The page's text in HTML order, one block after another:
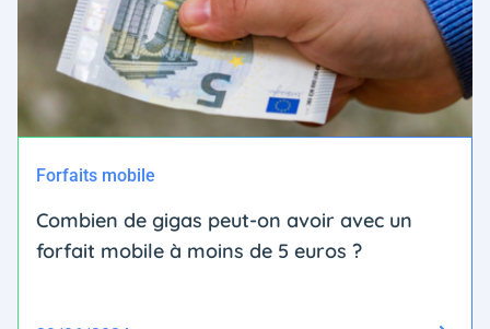
Forfaits mobile
Combien de gigas peut-on avoir avec un
forfait mobile à moins de 5 euros ?